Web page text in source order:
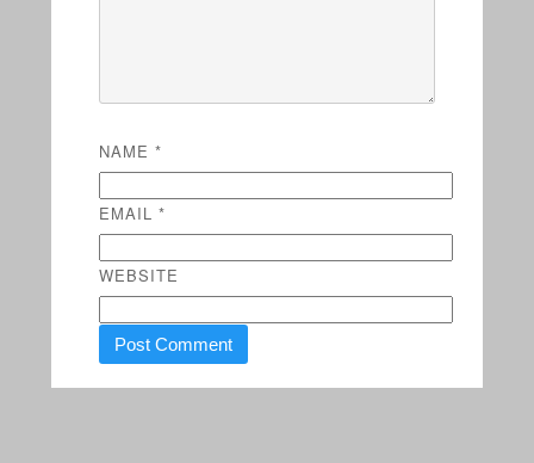
NAME *
EMAIL *
WEBSITE